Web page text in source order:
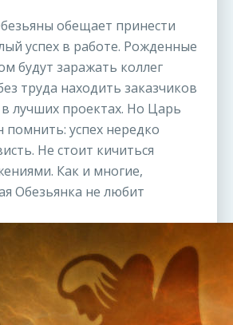
обещает принести
успех в работе. Рожденные
будут заражать коллег
труда находить заказчиков
в лучших проектах. Но Царь
успех нередко
Не стоит кичиться
Как и многие,
Обезьянка не любит